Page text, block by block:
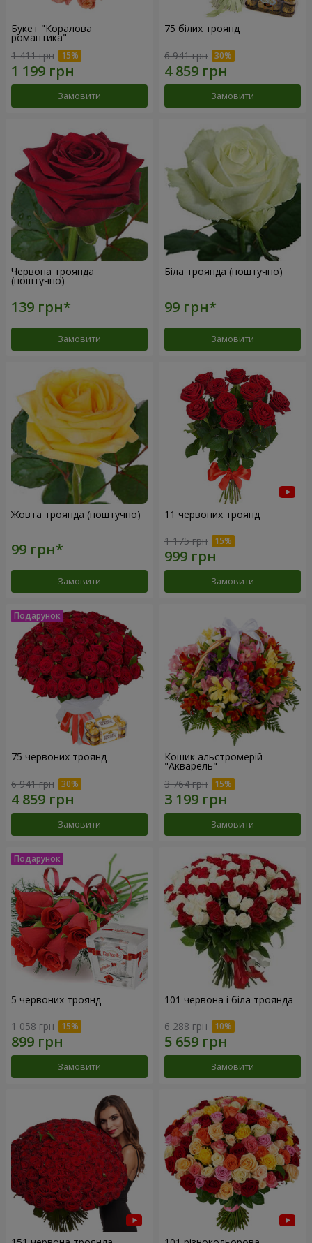
Букет "Коралова
романтика"
1 411 грн
Замовити
75 білих троянд
6 941 грн
Замовити
Червона троянда
(поштучно)
Замовити
Біла троянда (поштучно)
Замовити
Жовта троянда (поштучно)
Замовити
11 червоних троянд
1 175 грн
Замовити
75 червоних троянд
6 941 грн
Замовити
Кошик альстромерій
"Акварель"
3 764 грн
Замовити
5 червоних троянд
1 058 грн
Замовити
101 червона і біла троянда
6 288 грн
Замовити